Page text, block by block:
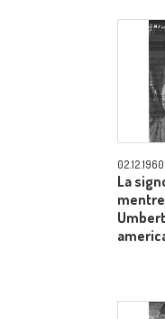
02.12.1960
La